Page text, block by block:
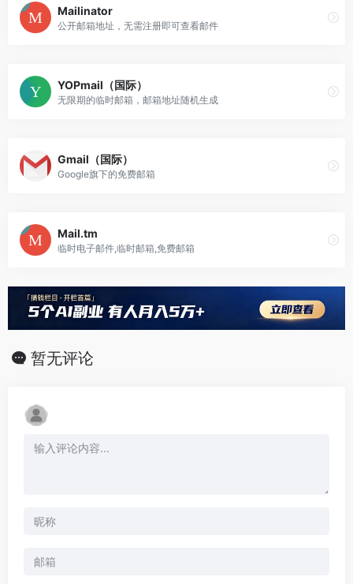
Mailinator
公开邮箱地址，无需注册即可查看邮件
YOPmail（国际）
无限期的临时邮箱，邮箱地址随机生成
Gmail（国际）
Google旗下的免费邮箱
Mail.tm
临时电子邮件,临时邮箱,免费邮箱
暂无评论